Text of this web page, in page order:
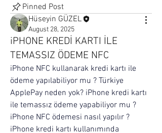
Pinned Post
Hüseyin GÜZEL
August 28, 2025
iPHONE KREDİ KARTI İLE
TEMASSIZ ÖDEME NFC
iPhone NFC kullanarak kredi kartı ile
ödeme yapılabiliyor mu ? Türkiye
ApplePay neden yok? iPhone kredi kartı
ile temassız ödeme yapabiliyor mu ?
iPhone NFC ödemesi nasıl yapılır ?
iPhone kredi kartı kullanımında